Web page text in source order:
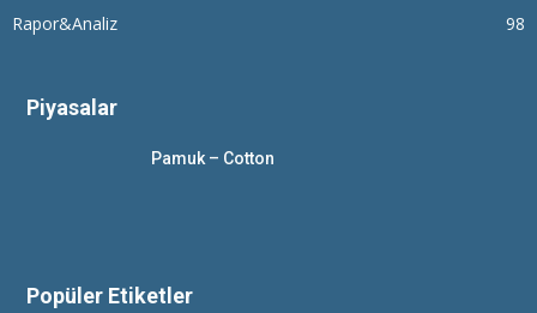
Rapor&Analiz
98
Piyasalar
Pamuk – Cotton
Popüler Etiketler